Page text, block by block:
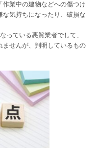
業中の建物などへの傷つけ
気持ちになったり、破損な
っている悪質業者でして、
ませんが、判明しているもの